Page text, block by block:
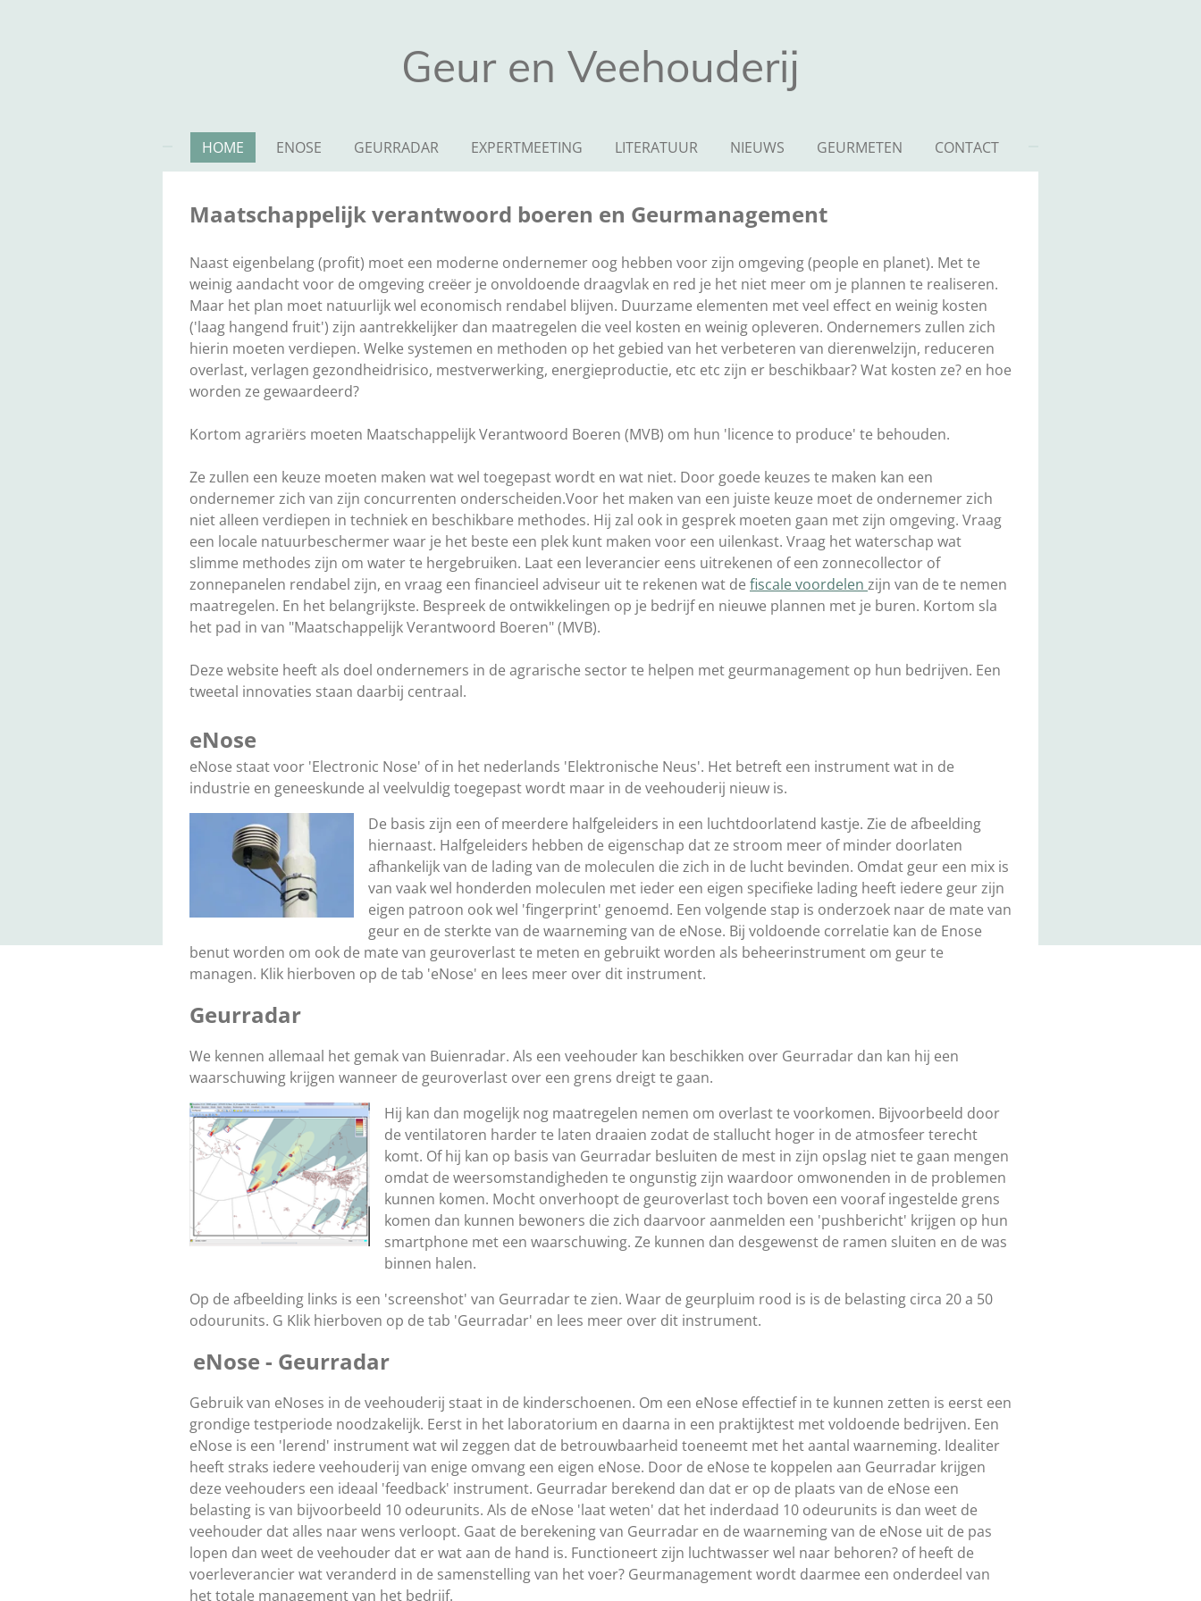
Geur en Veehouderij
HOME ENOSE GEURRADAR EXPERTMEETING LITERATUUR NIEUWS GEURMETEN CONTACT
Maatschappelijk verantwoord boeren en Geurmanagement
Naast eigenbelang (profit) moet een moderne ondernemer oog hebben voor zijn omgeving (people en planet). Met te
weinig aandacht voor de omgeving creëer je onvoldoende draagvlak en red je het niet meer om je plannen te realiseren.
Maar het plan moet natuurlijk wel economisch rendabel blijven. Duurzame elementen met veel effect en weinig kosten
('laag hangend fruit') zijn aantrekkelijker dan maatregelen die veel kosten en weinig opleveren. Ondernemers zullen zich
hierin moeten verdiepen. Welke systemen en methoden op het gebied van het verbeteren van dierenwelzijn, reduceren
overlast, verlagen gezondheidrisico, mestverwerking, energieproductie, etc etc zijn er beschikbaar? Wat kosten ze? en hoe
worden ze gewaardeerd?
Kortom agrariërs moeten Maatschappelijk Verantwoord Boeren (MVB) om hun 'licence to produce' te behouden.
Ze zullen een keuze moeten maken wat wel toegepast wordt en wat niet. Door goede keuzes te maken kan een
ondernemer zich van zijn concurrenten onderscheiden.Voor het maken van een juiste keuze moet de ondernemer zich
niet alleen verdiepen in techniek en beschikbare methodes. Hij zal ook in gesprek moeten gaan met zijn omgeving. Vraag
een locale natuurbeschermer waar je het beste een plek kunt maken voor een uilenkast. Vraag het waterschap wat
slimme methodes zijn om water te hergebruiken. Laat een leverancier eens uitrekenen of een zonnecollector of
zonnepanelen rendabel zijn, en vraag een financieel adviseur uit te rekenen wat de fiscale voordelen zijn van de te nemen
maatregelen. En het belangrijkste. Bespreek de ontwikkelingen op je bedrijf en nieuwe plannen met je buren. Kortom sla
het pad in van "Maatschappelijk Verantwoord Boeren" (MVB).
Deze website heeft als doel ondernemers in de agrarische sector te helpen met geurmanagement op hun bedrijven. Een
tweetal innovaties staan daarbij centraal.
eNose
eNose staat voor 'Electronic Nose' of in het nederlands 'Elektronische Neus'. Het betreft een instrument wat in de
industrie en geneeskunde al veelvuldig toegepast wordt maar in de veehouderij nieuw is.
De basis zijn een of meerdere halfgeleiders in een luchtdoorlatend kastje. Zie de afbeelding
hiernaast. Halfgeleiders hebben de eigenschap dat ze stroom meer of minder doorlaten
afhankelijk van de lading van de moleculen die zich in de lucht bevinden. Omdat geur een mix is
van vaak wel honderden moleculen met ieder een eigen specifieke lading heeft iedere geur zijn
eigen patroon ook wel 'fingerprint' genoemd. Een volgende stap is onderzoek naar de mate van
geur en de sterkte van de waarneming van de eNose. Bij voldoende correlatie kan de Enose
benut worden om ook de mate van geuroverlast te meten en gebruikt worden als beheerinstrument om geur te
managen. Klik hierboven op de tab 'eNose' en lees meer over dit instrument.
Geurradar
We kennen allemaal het gemak van Buienradar. Als een veehouder kan beschikken over Geurradar dan kan hij een
waarschuwing krijgen wanneer de geuroverlast over een grens dreigt te gaan.
Hij kan dan mogelijk nog maatregelen nemen om overlast te voorkomen. Bijvoorbeeld door
de ventilatoren harder te laten draaien zodat de stallucht hoger in de atmosfeer terecht
komt. Of hij kan op basis van Geurradar besluiten de mest in zijn opslag niet te gaan mengen
omdat de weersomstandigheden te ongunstig zijn waardoor omwonenden in de problemen
kunnen komen. Mocht onverhoopt de geuroverlast toch boven een vooraf ingestelde grens
komen dan kunnen bewoners die zich daarvoor aanmelden een 'pushbericht' krijgen op hun
smartphone met een waarschuwing. Ze kunnen dan desgewenst de ramen sluiten en de was
binnen halen.
Op de afbeelding links is een 'screenshot' van Geurradar te zien. Waar de geurpluim rood is is de belasting circa 20 a 50
odourunits. G Klik hierboven op de tab 'Geurradar' en lees meer over dit instrument.
eNose - Geurradar
Gebruik van eNoses in de veehouderij staat in de kinderschoenen. Om een eNose effectief in te kunnen zetten is eerst een
grondige testperiode noodzakelijk. Eerst in het laboratorium en daarna in een praktijktest met voldoende bedrijven. Een
eNose is een 'lerend' instrument wat wil zeggen dat de betrouwbaarheid toeneemt met het aantal waarneming. Idealiter
heeft straks iedere veehouderij van enige omvang een eigen eNose. Door de eNose te koppelen aan Geurradar krijgen
deze veehouders een ideaal 'feedback' instrument. Geurradar berekend dan dat er op de plaats van de eNose een
belasting is van bijvoorbeeld 10 odeurunits. Als de eNose 'laat weten' dat het inderdaad 10 odeurunits is dan weet de
veehouder dat alles naar wens verloopt. Gaat de berekening van Geurradar en de waarneming van de eNose uit de pas
lopen dan weet de veehouder dat er wat aan de hand is. Functioneert zijn luchtwasser wel naar behoren? of heeft de
voerleverancier wat veranderd in de samenstelling van het voer? Geurmanagement wordt daarmee een onderdeel van
het totale management van het bedrijf.